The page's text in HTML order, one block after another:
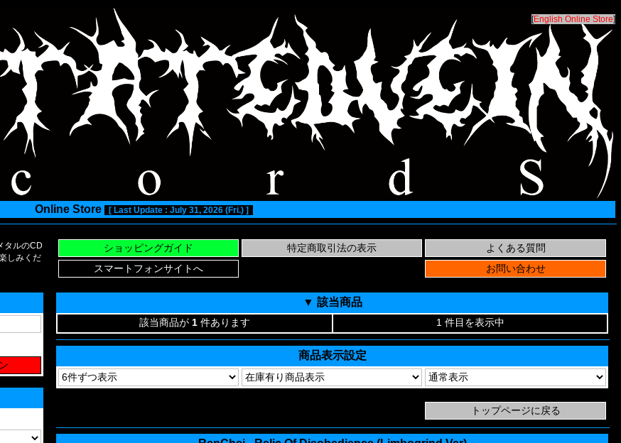
[English Online Store]
Online Store [ Last Update : July 31, 2026 (Fri.) ]
タルのCD
しみくだ
▼ 該当商品
該当商品が 1 件あります 1 件目を表示中
商品表示設定